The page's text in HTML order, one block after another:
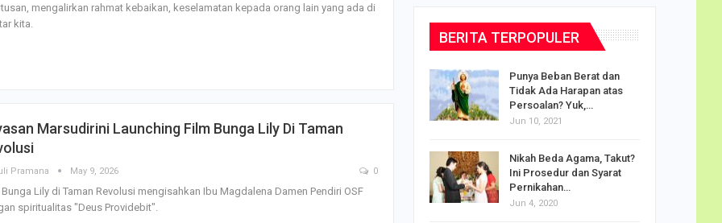
mengalirkan rahmat kebaikan, keselamatan kepada orang lain yang ada di
kita.
Marsudirini Launching Film Bunga Lily Di Taman
Pramana May 9, 2026 0
Bunga Lily di Taman Revolusi mengisahkan Ibu Magdalena Damen Pendiri OSF
spiritualitas "Deus Providebit".
BERITA TERPOPULER
Paling Menginspirasi
Mar 10, 2021
Punya Beban Berat dan
Tidak Ada Harapan atas
Persoalan? Yuk,…
Jun 10, 2021
Nikah Beda Agama, Takut?
Ini Prosedur dan Syarat
Pernikahan…
Jun 4, 2020